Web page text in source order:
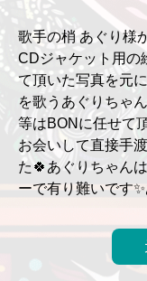
歌手の梢 あぐり様
CDジャケット用の
て頂いた写真を元
を歌うあぐりちゃ
等はBONに任せて
お会いして直接手
た🍀あぐりちゃん
ーで有り難いです